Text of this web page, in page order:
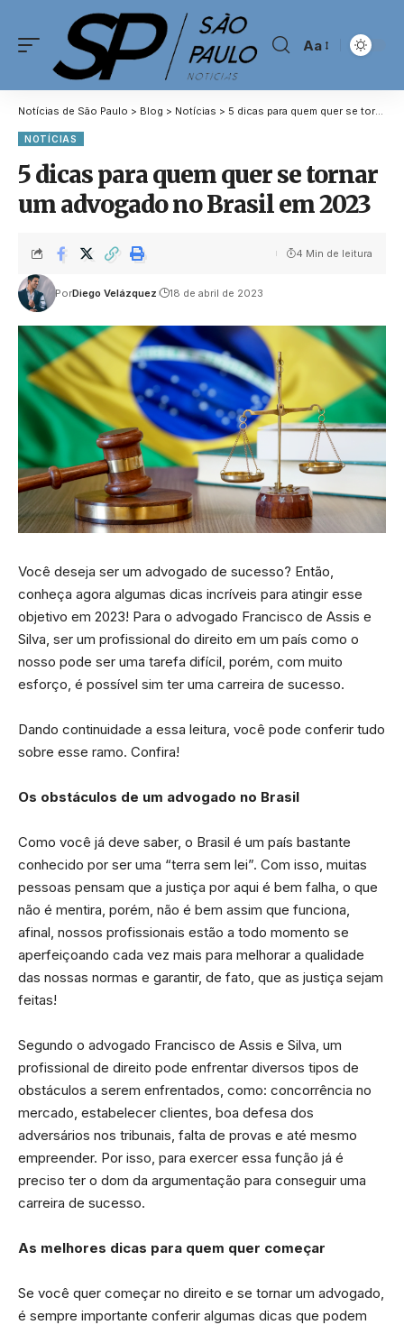
Aa
Notícias de São Paulo > Blog > Notícias > 5 dicas para quem quer se tornar um advogado no Brasil em 2023
NOTÍCIAS
5 dicas para quem quer se tornar
um advogado no Brasil em 2023
PorDiego Velázquez 18 de abril de 2023
4 Min de leitura
Você deseja ser um advogado de sucesso? Então,
conheça agora algumas dicas incríveis para atingir esse
objetivo em 2023! Para o advogado Francisco de Assis e
Silva, ser um profissional do direito em um país como o
nosso pode ser uma tarefa difícil, porém, com muito
esforço, é possível sim ter uma carreira de sucesso.
Dando continuidade a essa leitura, você pode conferir tudo
sobre esse ramo. Confira!
Os obstáculos de um advogado no Brasil
Como você já deve saber, o Brasil é um país bastante
conhecido por ser uma “terra sem lei”. Com isso, muitas
pessoas pensam que a justiça por aqui é bem falha, o que
não é mentira, porém, não é bem assim que funciona,
afinal, nossos profissionais estão a todo momento se
aperfeiçoando cada vez mais para melhorar a qualidade
das nossas normas e garantir, de fato, que as justiça sejam
feitas!
Segundo o advogado Francisco de Assis e Silva, um
profissional de direito pode enfrentar diversos tipos de
obstáculos a serem enfrentados, como: concorrência no
mercado, estabelecer clientes, boa defesa dos
adversários nos tribunais, falta de provas e até mesmo
empreender. Por isso, para exercer essa função já é
preciso ter o dom da argumentação para conseguir uma
carreira de sucesso.
As melhores dicas para quem quer começar
Se você quer começar no direito e se tornar um advogado,
é sempre importante conferir algumas dicas que podem